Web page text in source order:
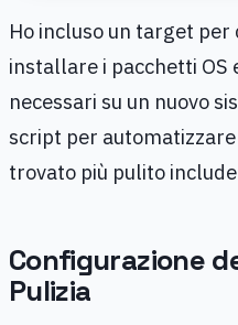
Ho incluso un target
installare i pacchetti
necessari su un nuovo
script per
trovato più pulito
Configurazione
Pulizia